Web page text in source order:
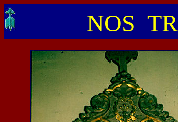
NOS